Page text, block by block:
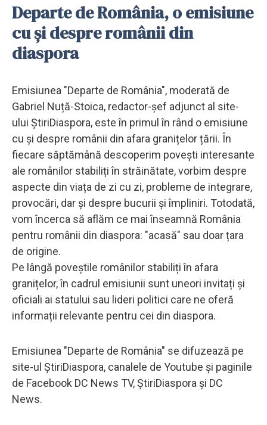
Departe de România, o emisiune
cu și despre românii din
diaspora
Emisiunea "Departe de România", moderată de
Gabriel Nuță-Stoica, redactor-șef adjunct al site-
ului ȘtiriDiaspora, este în primul în rând o emisiune
cu și despre românii din afara granițelor țării. În
fiecare săptămână descoperim povești interesante
ale românilor stabiliți în străinătate, vorbim despre
aspecte din viața de zi cu zi, probleme de integrare,
provocări, dar și despre bucurii și împliniri. Totodată,
vom încerca să aflăm ce mai înseamnă România
pentru românii din diaspora: "acasă" sau doar țara
de origine.
Pe lângă poveștile românilor stabiliți în afara
granițelor, în cadrul emisiunii sunt uneori invitați și
oficiali ai statului sau lideri politici care ne oferă
informații relevante pentru cei din diaspora.
Emisiunea "Departe de România" se difuzează pe
site-ul ȘtiriDiaspora, canalele de Youtube și paginile
de Facebook DC News TV, ȘtiriDiaspora și DC
News.